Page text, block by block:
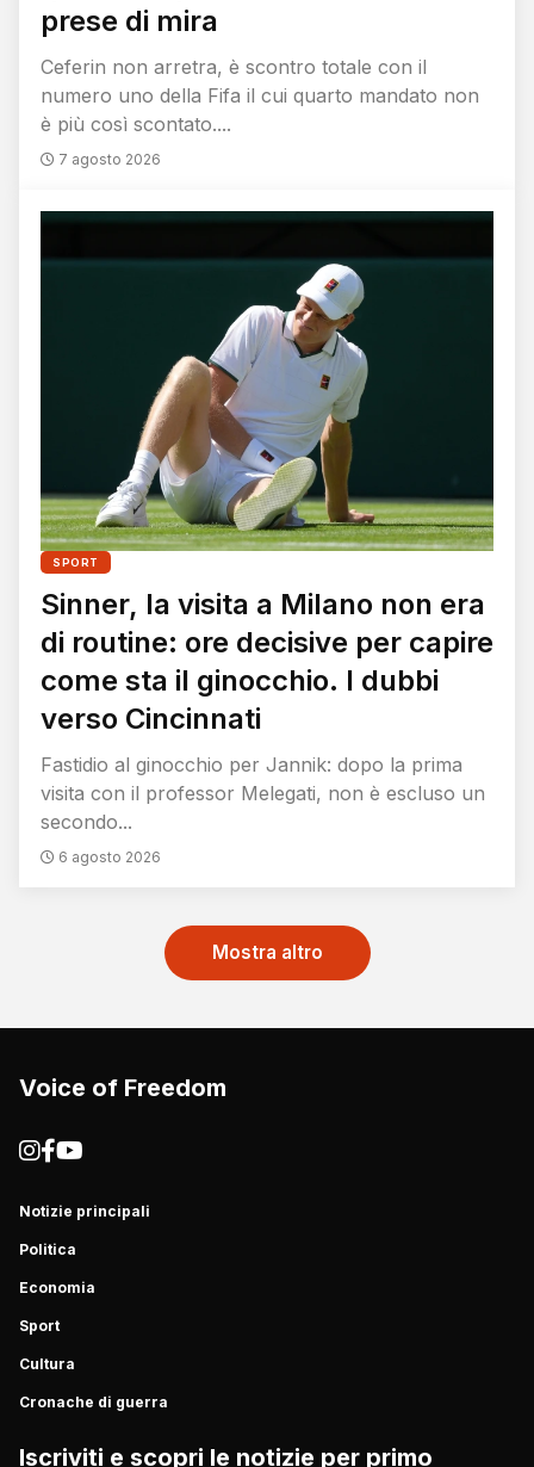
prese di mira
Ceferin non arretra, è scontro totale con il
numero uno della Fifa il cui quarto mandato non
è più così scontato....
7 agosto 2026
SPORT
Sinner, la visita a Milano non era
di routine: ore decisive per capire
come sta il ginocchio. I dubbi
verso Cincinnati
Fastidio al ginocchio per Jannik: dopo la prima
visita con il professor Melegati, non è escluso un
secondo...
6 agosto 2026
Mostra altro
Voice of Freedom
Notizie principali
Politica
Economia
Sport
Cultura
Cronache di guerra
Iscriviti e scopri le notizie per primo